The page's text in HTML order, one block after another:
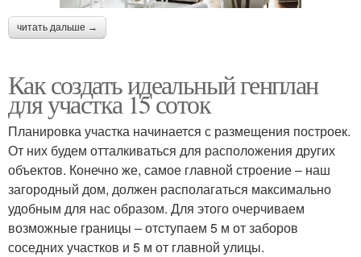
читать дальше →
Как создать идеальный генплан
для участка 15 соток
Планировка участка начинается с размещения построек.
От них будем отталкиваться для расположения других
объектов. Конечно же, самое главной строение – наш
загородный дом, должен располагаться максимально
удобным для нас образом. Для этого очерчиваем
возможные границы – отступаем 5 м от заборов
соседних участков и 5 м от главной улицы.